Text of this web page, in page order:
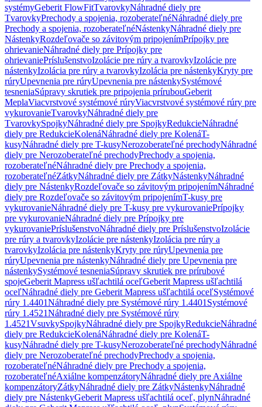
systémyGeberit FlowFitTvarovkyNáhradné diely pre
TvarovkyPrechody a spojenia, rozoberateľnéNáhradné diely pre
Prechody a spojenia, rozoberateľnéNástenkyNáhradné diely pre
NástenkyRozdeľovače so závitovým pripojenímPrípojky pre
ohrievanieNáhradné diely pre Prípojky pre
ohrievaniePríslušenstvoIzolácie pre rúry a tvarovkyIzolácie pre
nástenkyIzolácia pre rúry a tvarovkyIzolácia pre nástenkyKryty pre
rúryUpevnenia pre rúryUpevnenia pre nástenkySystémové
tesneniaSúpravy skrutiek pre pripojenia prírubouGeberit
MeplaViacvrstvové systémové rúryViacvrstvové systémové rúry pre
vykurovanieTvarovkyNáhradné diely pre
TvarovkySpojkyNáhradné diely pre SpojkyRedukcieNáhradné
diely pre RedukcieKolenáNáhradné diely pre KolenáT-
kusyNáhradné diely pre T-kusyNerozoberateľné prechodyNáhradné
diely pre Nerozoberateľné prechodyPrechody a spojenia,
rozoberateľnéNáhradné diely pre Prechody a spojenia,
rozoberateľnéZátkyNáhradné diely pre ZátkyNástenkyNáhradné
diely pre NástenkyRozdeľovače so závitovým pripojenímNáhradné
diely pre Rozdeľovače so závitovým pripojenímT-kusy pre
vykurovanieNáhradné diely pre T-kusy pre vykurovaniePrípojky
pre vykurovanieNáhradné diely pre Prípojky pre
vykurovaniePríslušenstvoNáhradné diely pre PríslušenstvoIzolácie
pre rúry a tvarovkyIzolácie pre nástenkyIzolácia pre rúry a
tvarovkyIzolácia pre nástenkyKryty pre rúryUpevnenia pre
rúryUpevnenia pre nástenkyNáhradné diely pre Upevnenia pre
nástenkySystémové tesneniaSúpravy skrutiek pre prírubové
spojeGeberit Mapress ušľachtilá oceľGeberit Mapress ušľachtilá
oceľNáhradné diely pre Geberit Mapress ušľachtilá oceľSystémové
rúry 1.4401Náhradné diely pre Systémové rúry 1.4401 Systémové
rúry 1.4521Náhradné diely pre Systémové rúry
1.4521VsuvkySpojkyNáhradné diely pre SpojkyRedukcieNáhradné
diely pre RedukcieKolenáNáhradné diely pre KolenáT-
kusyNáhradné diely pre T-kusyNerozoberateľné prechodyNáhradné
diely pre Nerozoberateľné prechodyPrechody a spojenia,
rozoberateľnéNáhradné diely pre Prechody a spojenia,
rozoberateľnéAxiálne kompenzátoryNáhradné diely pre Axiálne
kompenzátoryZátkyNáhradné diely pre ZátkyNástenkyNáhradné
diely pre NástenkyGeberit Mapress ušľachtilá oceľ, plynNáhradné